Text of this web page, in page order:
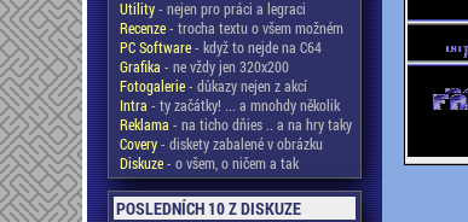
Utility- nejen pro práci a legraci
Recenze- trocha textu o všem možném
PC Software- když to nejde na C64
Grafika - ne vždy jen 320x200
Fotogalerie- důkazy nejen z akcí
Intra - ty začátky! ... a mnohdy několik
Reklama - na ticho dňies .. a na hry taky
Covery- diskety zabalené v obrázku
Diskuze- o všem, o ničem a tak
POSLEDNÍCH 10 Z DISKUZE